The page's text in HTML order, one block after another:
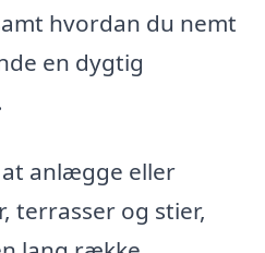
hvordan du nemt
en dygtig
anlægge eller
terrasser og stier,